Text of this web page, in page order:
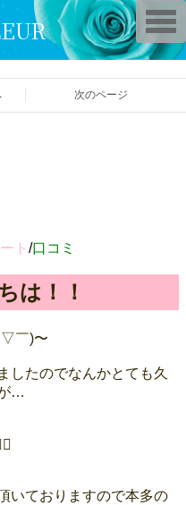
次のページ
ト /口コミ
は！！
▽￣)〜
したのでなんかとても久
…
いておりますので本多の
T
o
g
g
e
a